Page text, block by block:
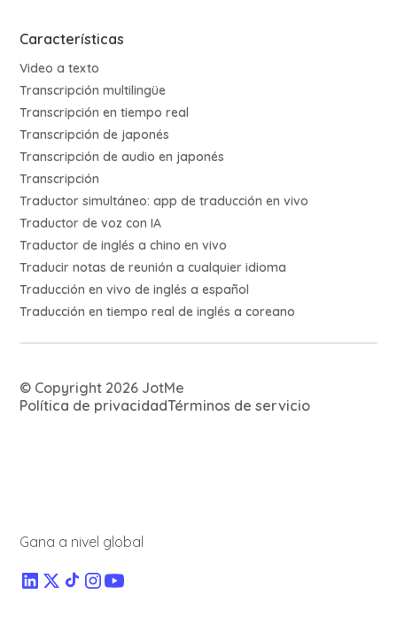
Características
Video a texto
Transcripción multilingüe
Transcripción en tiempo real
Transcripción de japonés
Transcripción de audio en japonés
Transcripción
Traductor simultáneo: app de traducción en vivo
Traductor de voz con IA
Traductor de inglés a chino en vivo
Traducir notas de reunión a cualquier idioma
Traducción en vivo de inglés a español
Traducción en tiempo real de inglés a coreano
© Copyright 2026 JotMe
Política de privacidadTérminos de servicio
Gana a nivel global